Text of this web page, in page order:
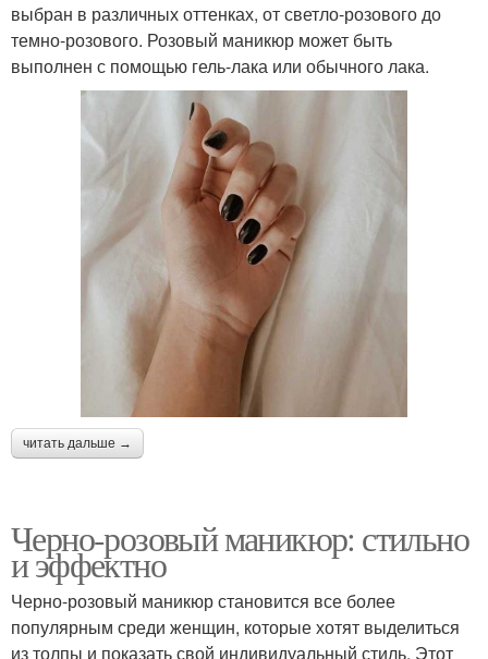
выбран в различных оттенках, от светло-розового до
темно-розового. Розовый маникюр может быть
выполнен с помощью гель-лака или обычного лака.
читать дальше →
Черно-розовый маникюр: стильно
и эффектно
Черно-розовый маникюр становится все более
популярным среди женщин, которые хотят выделиться
из толпы и показать свой индивидуальный стиль. Этот